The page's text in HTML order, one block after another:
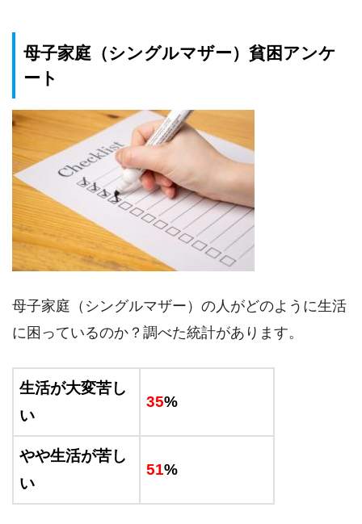
母子家庭（シングルマザー）貧困アンケ
ート
母子家庭（シングルマザー）の人がどのように生活
に困っているのか？調べた統計があります。
生活が大変苦し
い
35%
やや生活が苦し
い
51%